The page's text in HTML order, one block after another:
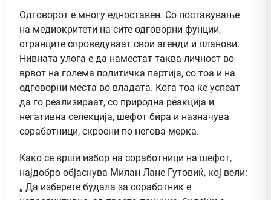
Одговорот е многу едноставен. Со поставување
на медиокритети на сите одговорни фунции,
странците спроведуваат свои агенди и планови.
Нивната улога е да наместат таква личност во
врвот на голема политичка партија, со тоа и на
одговорни места во владата. Кога тоа ќе успеат
да го реализираат, со природна реакција и
негативна селекција, шефот бира и назначува
соработници, скроени по негова мерка.
Како се врши избор на соработници на шефот,
најдобро објаснува Милан Лане Гутовиќ, кој вели:
„ Да изберете будала за соработник е